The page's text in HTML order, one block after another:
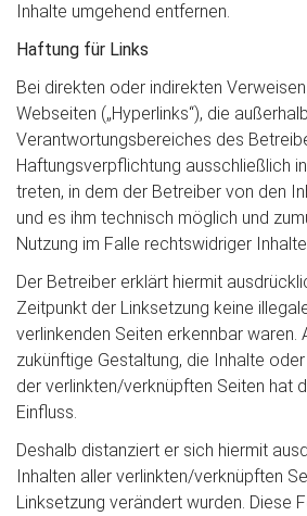
Inhalte umgehend entfernen.
Haftung für Links
Bei direkten oder indirekten
Webseiten („Hyperlinks“), die
Verantwortungsbereiches des
Haftungsverpflichtung ausschließlich
treten, in dem der Betreiber von den
und es ihm technisch möglich und
Nutzung im Falle rechtswidriger
Der Betreiber erklärt hiermit
Zeitpunkt der Linksetzung keine
verlinkenden Seiten erkennbar waren.
zukünftige Gestaltung, die Inhalte
der verlinkten/verknüpften Seiten hat
Einfluss.
Deshalb distanziert er sich hiermit
Inhalten aller verlinkten/verknüpften
Linksetzung verändert wurden. Diese